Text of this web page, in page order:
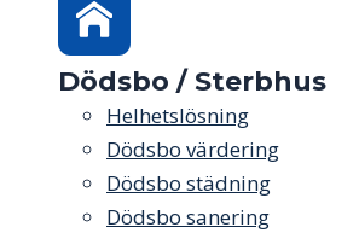
Dödsbo / Sterbhus
Helhetslösning
Dödsbo värdering
Dödsbo städning
Dödsbo sanering